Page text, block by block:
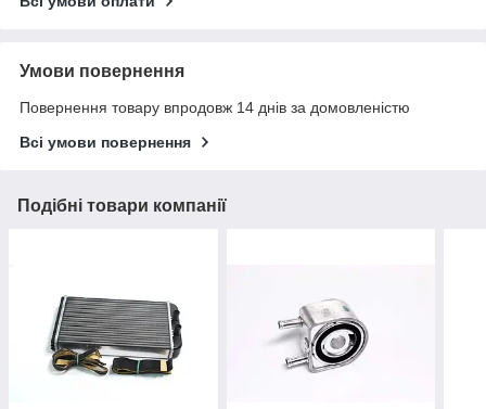
Умови повернення
Повернення товару впродовж 14 днів за домовленістю
Всі умови повернення
Подібні товари компанії